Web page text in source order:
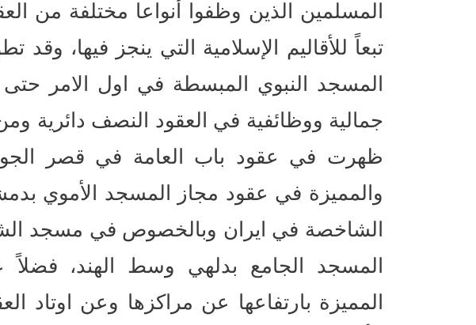
المسلمين الذين وظفوا أنواعا مختلفة من
تبعاً للأقاليم الإسلامية التي ينجز فيها،
المسجد النبوي المبسطة في اول الامر
جمالية ووظائفية في العقود النصف دائرية
ظهرت في عقود باب العامة في قصر
والمميزة في عقود مجاز المسجد الأموي
الشاخصة في ايران وبالخصوص في مسجد
المسجد الجامع بدلهي وسط الهند،
المميزة بارتفاعها عن مراكزها وعن اوتاد